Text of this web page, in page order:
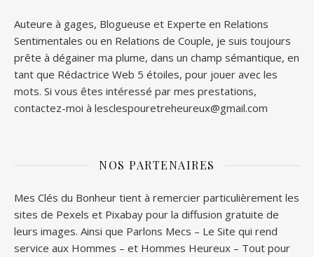
Auteure à gages, Blogueuse et Experte en Relations
Sentimentales ou en Relations de Couple, je suis toujours
prête à dégainer ma plume, dans un champ sémantique, en
tant que Rédactrice Web 5 étoiles, pour jouer avec les
mots. Si vous êtes intéressé par mes prestations,
contactez-moi à lesclespouretreheureux@gmail.com
NOS PARTENAIRES
Mes Clés du Bonheur tient à remercier particulièrement les
sites de Pexels et Pixabay pour la diffusion gratuite de
leurs images. Ainsi que Parlons Mecs – Le Site qui rend
service aux Hommes – et Hommes Heureux – Tout pour